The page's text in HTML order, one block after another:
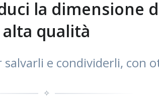
la dimensione
alta qualità
salvarli e condividerli, con
✧